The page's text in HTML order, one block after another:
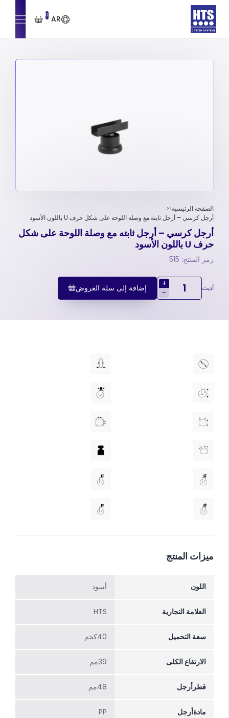
AR
0
الصفحة الرئيسية
أرجل كرسي – أرجل ثابته مع وصلة اللوحة علی شکل حرف U باللون الأسود
أرجل كرسي – أرجل ثابته مع وصلة اللوحة علی شکل
حرف U باللون الأسود
رمز المنتج: 515
أديت
+
-
إضافة إلى سلة العروض
ميزات المنتج
اللون أسود
العلامة التجارية HTS
سعة التحميل 40كجم
الارتفاع الکلی 39مم
قطرأرجل 48مم
مادةأرجل PP